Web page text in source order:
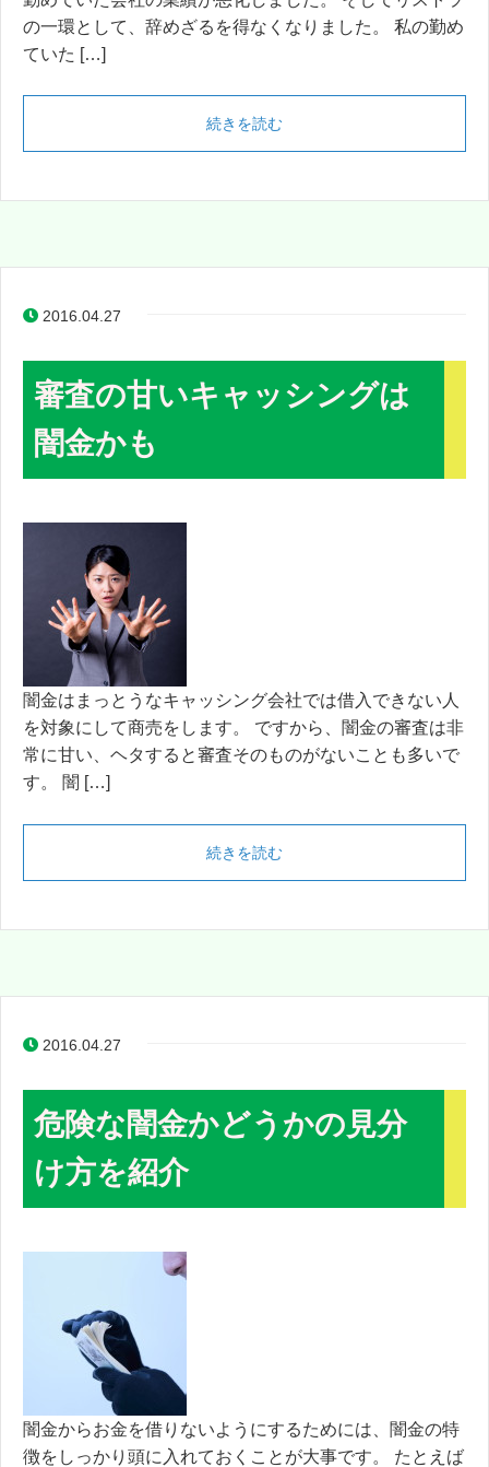
の一環として、辞めざるを得なくなりました。 私の勤め
ていた […]
続きを読む
2016.04.27
審査の甘いキャッシングは
闇金かも
闇金はまっとうなキャッシング会社では借入できない人
を対象にして商売をします。 ですから、闇金の審査は非
常に甘い、ヘタすると審査そのものがないことも多いで
す。 闇 […]
続きを読む
2016.04.27
危険な闇金かどうかの見分
け方を紹介
闇金からお金を借りないようにするためには、闇金の特
徴をしっかり頭に入れておくことが大事です。 たとえば